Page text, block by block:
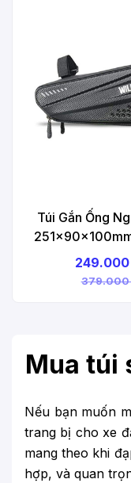
Túi Gắn Ống
WM04 Bicycle
249.000
379.000
Mua túi
Nếu bạn muốn
trang bị cho xe
mang theo khi
hợp, và quan